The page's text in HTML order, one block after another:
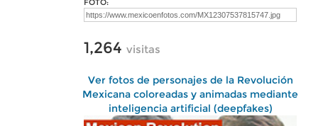
FOTO:
1,264 visitas
Ver fotos de personajes de la Revolución
Mexicana coloreadas y animadas mediante
inteligencia artificial (deepfakes)